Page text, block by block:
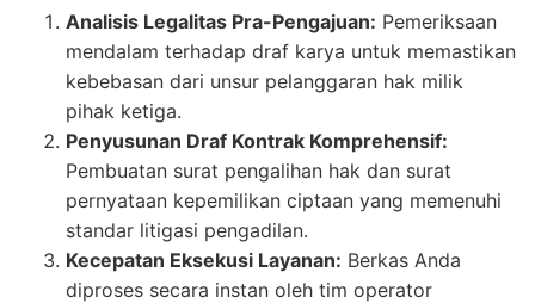
Analisis Legalitas Pra-Pengajuan: Pemeriksaan
mendalam terhadap draf karya untuk memastikan
kebebasan dari unsur pelanggaran hak milik
pihak ketiga.
Penyusunan Draf Kontrak Komprehensif:
Pembuatan surat pengalihan hak dan surat
pernyataan kepemilikan ciptaan yang memenuhi
standar litigasi pengadilan.
Kecepatan Eksekusi Layanan: Berkas Anda
diproses secara instan oleh tim operator